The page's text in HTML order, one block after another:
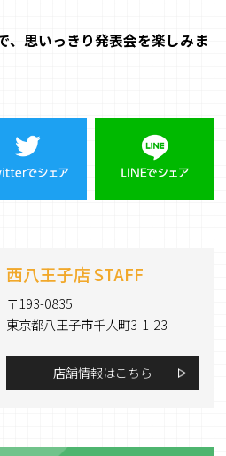
、思いっきり発表会を楽しみま
西八王子店 STAFF
〒193-0835
東京都八王子市千人町3-1-23
店舗情報はこちら